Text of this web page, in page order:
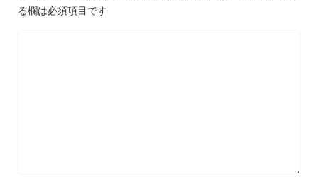
る欄は必須項目です